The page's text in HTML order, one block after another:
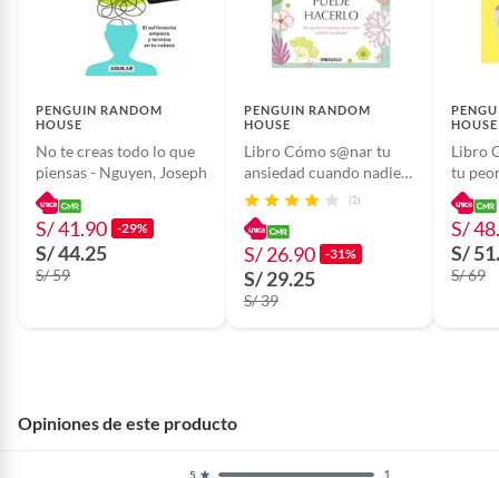
PENGUIN RANDOM
HOUSE
No te creas todo lo que
piensas - Nguyen, Joseph
S/ 41.90 -29%
S/ 44.25
S/ 59
PENGUIN RANDOM
HOUSE
Libro Cómo s@nar tu
ansiedad cuando nadie
más puede hacerlo -
Scher Amy B -
DEBOLSILLO
(2)
S/ 26.90 -31%
S/ 29.25
S/ 39
HOUSE
Libro
tu
S/
S/
S/ 69
Opiniones de este producto
5 1